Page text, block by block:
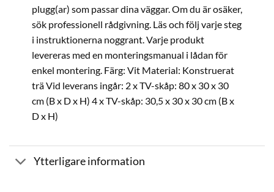
plugg(ar) som passar dina väggar. Om du är osäker,
sök professionell rådgivning. Läs och följ varje steg
i instruktionerna noggrant. Varje produkt
levereras med en monteringsmanual i lådan för
enkel montering. Färg: Vit Material: Konstruerat
trä Vid leverans ingår: 2 x TV-skåp: 80 x 30 x 30
cm (B x D x H) 4 x TV-skåp: 30,5 x 30 x 30 cm (B x
D x H)
Ytterligare information